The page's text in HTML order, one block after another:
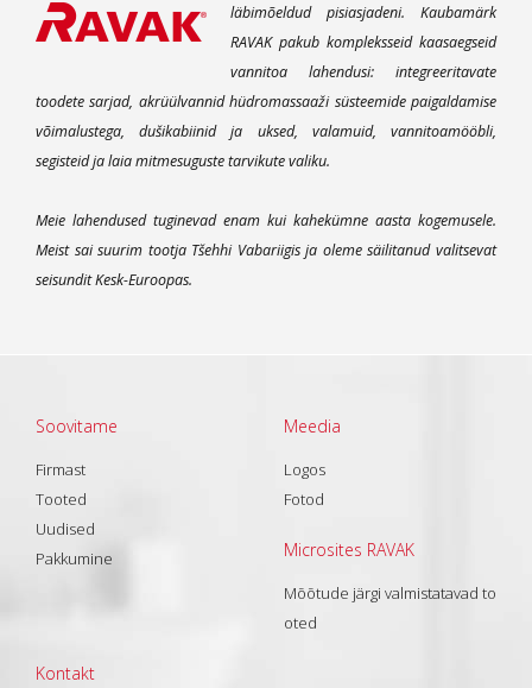
läbimõeldud pisiasjadeni. Kaubamärk
RAVAK pakub kompleksseid kaasaegseid
vannitoa lahendusi: integreeritavate
toodete sarjad, akrüülvannid hüdromassaaži süsteemide paigaldamise
võimalustega, dušikabiinid ja uksed, valamuid, vannitoamööbli,
segisteid ja laia mitmesuguste tarvikute valiku.
Meie lahendused tuginevad enam kui kahekümne aasta kogemusele.
Meist sai suurim tootja Tšehhi Vabariigis ja oleme säilitanud valitsevat
seisundit Kesk-Euroopas.
Soovitame
Firmast
Tooted
Uudised
Pakkumine
Meedia
Logos
Fotod
Microsites RAVAK
Mõõtude järgi valmistatavad to
oted
Kontakt